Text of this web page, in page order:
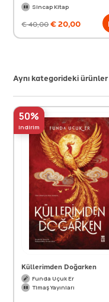
Sincap Kitap
€40,00€20,00
Aynı kategorideki ürünler
50%
indirim
Küllerimden Doğarken
Funda Uçuk Er
Timaş Yayınları